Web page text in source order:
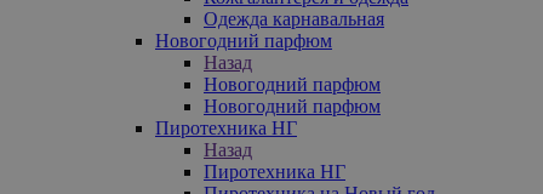
Одежда карнавальная
Новогодний парфюм
Назад
Новогодний парфюм
Новогодний парфюм
Пиротехника НГ
Назад
Пиротехника НГ